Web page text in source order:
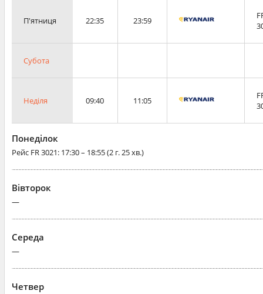
П'ятниця 22:35 23:59
Субота
Неділя 09:40 11:05
Понеділок
Рейс FR 3021: 17:30 – 18:55 (2 г. 25 хв.)
Вівторок
—
Середа
—
Четвер